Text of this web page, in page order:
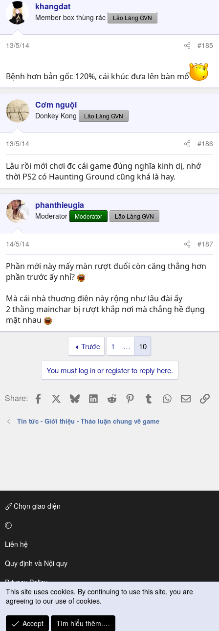
khangdat
Member box thùng rác Lão Làng GVN
13/5/14 #185
Bệnh hơn bản gốc 120%, cái khúc đưa lên bàn mổ
Cơm nguội
Donkey Kong Lão Làng GVN
13/5/14 #186
Lâu rồi mới chơi đc cái game đúng nghĩa kinh dị, nhớ
thời PS2 có Haunting Ground cũng khá là hay.
phanthieugia
Moderator Moderator Lão Làng GVN
14/5/14 #187
Phần mới này mấy màn rượt đuổi còn căng thẳng hơn
phần trước ấy nhỉ?
Mà cái nhà thuơng điên này rộng như lâu đài ấy
2 thằng mainchar bị rượt khắp nơi mà chẳng hề đụng
mặt nhau
Trước 1 … 10
You must log in or register to reply here.
Share: Facebook BlueskyLinkedIn
Reddit PinterestTumblr WhatsApp
Email
Tin tức - Giới thiệu - Thảo luận chung về game
Chọn giao diện
Liên hệ
Quy định và Nội quy
Privacy Policy
Trợ giúp
R
This site uses cookies. By continuing to use this site, you are
agreeing to our use of cookies.
Accept Tìm hiểu thêm.…